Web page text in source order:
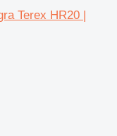
Terex HR20 |